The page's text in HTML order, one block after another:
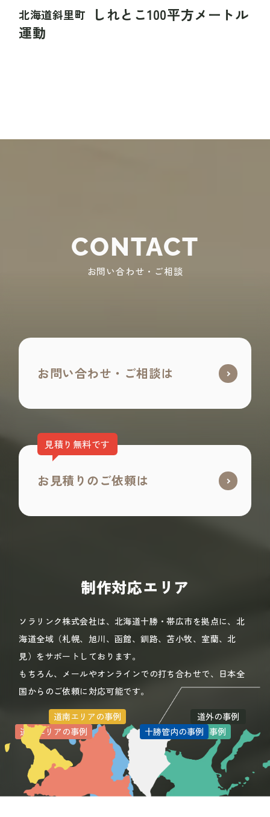
北海道斜里町
しれとこ100平方メートル
運動
CONTACT
お問い合わせ・ご相談
お問い合わせ・ご相談は
見積り無料です
お見積りのご依頼は
制作対応エリア
ソラリンク株式会社は、北海道十勝・帯広市を拠点に、北
海道全域（札幌、旭川、函館、釧路、苫小牧、室蘭、北
見）をサポートしております。
もちろん、メールやオンラインでの打ち合わせで、日本全
国からのご依頼に対応可能です。
道北エリアの事例 道東エリアの事例
道央エリアの事例
道南エリアの事例
十勝管内の事例
道外の事例